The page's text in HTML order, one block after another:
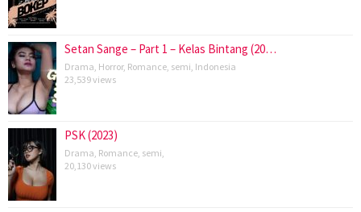
Setan Sange – Part 1 – Kelas Bintang (20…
Drama Horror, Romance semi Indonesia
23,539 views
PSK (2023)
Drama Romance semi
20,130 views